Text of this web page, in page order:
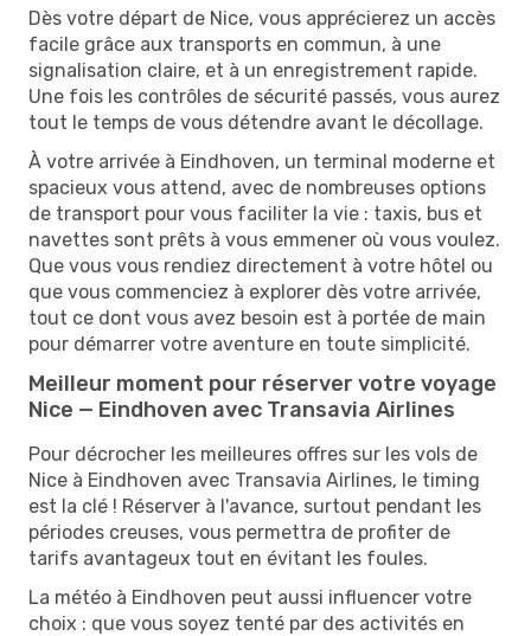
Dès votre départ de Nice, vous apprécierez un accès
facile grâce aux transports en commun, à une
signalisation claire, et à un enregistrement rapide.
Une fois les contrôles de sécurité passés, vous aurez
tout le temps de vous détendre avant le décollage.
À votre arrivée à Eindhoven, un terminal moderne et
spacieux vous attend, avec de nombreuses options
de transport pour vous faciliter la vie : taxis, bus et
navettes sont prêts à vous emmener où vous voulez.
Que vous vous rendiez directement à votre hôtel ou
que vous commenciez à explorer dès votre arrivée,
tout ce dont vous avez besoin est à portée de main
pour démarrer votre aventure en toute simplicité.
Meilleur moment pour réserver votre voyage
Nice — Eindhoven avec Transavia Airlines
Pour décrocher les meilleures offres sur les vols de
Nice à Eindhoven avec Transavia Airlines, le timing
est la clé ! Réserver à l'avance, surtout pendant les
périodes creuses, vous permettra de profiter de
tarifs avantageux tout en évitant les foules.
La météo à Eindhoven peut aussi influencer votre
choix : que vous soyez tenté par des activités en